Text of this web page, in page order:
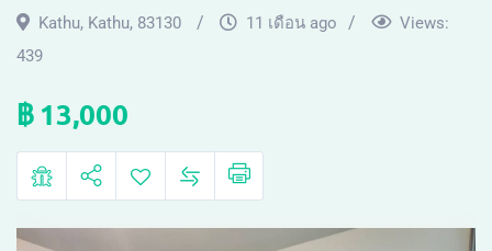
Kathu, Kathu, 83130 11 เดือน ago
Views:
439
฿ 13,000